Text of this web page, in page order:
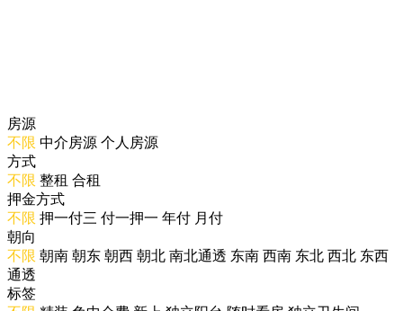
房源
不限 中介房源 个人房源
方式
不限 整租 合租
押金方式
不限 押一付三 付一押一 年付 月付
朝向
不限 朝南 朝东 朝西 朝北 南北通透 东南 西南 东北 西北 东西
通透
标签